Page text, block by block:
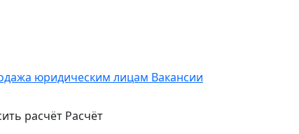
юридическим лицам Вакансии
расчёт Расчёт